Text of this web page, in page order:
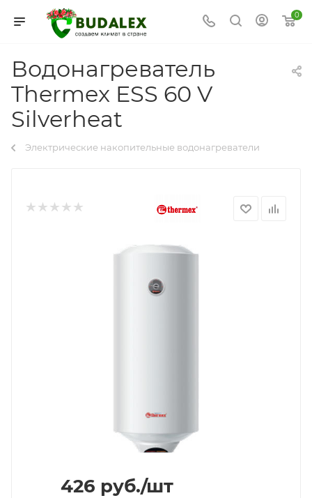
0
Водонагреватель
Thermex ESS 60 V
Silverheat
Электрические накопительные водонагреватели
426 руб./шт